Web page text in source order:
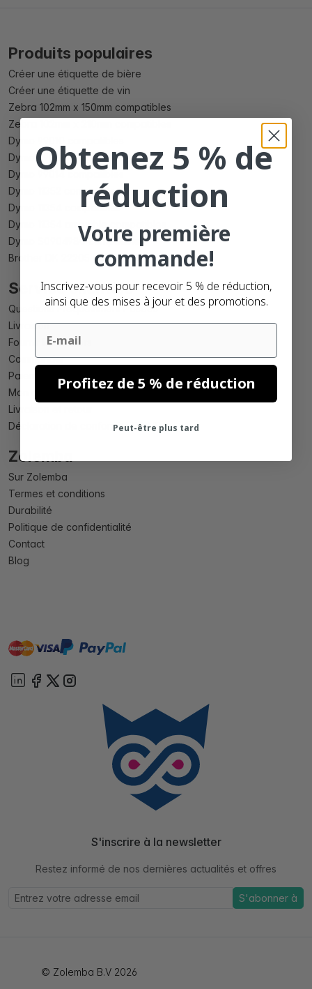
Produits populaires
Créer une étiquette de bière
Créer une étiquette de vin
Zebra 102mm x 150mm compatibles
Zebra 102mm x 210mm compatibles
Dymo 99010 compatibles
Dymo 99012 compatibles
Dymo 99014 compatibles
Dymo 11352 compatibles
Dymo 11354 compatibles
Dymo 11354 amovible compatibles
Dymo S0904980 compatibles
Brother DK 22205 compatibles
Service clientèle
Questions Fréquemment Posées
Livraison
Fournir les fichiers
Commander
Paiement
Mon compte
Livraison et retour
Déclaration de conformité PPWR
Zolemba
Sur Zolemba
Termes et conditions
Durabilité
Politique de confidentialité
Contact
Blog
mastervisa paypal
S'inscrire à la newsletter
Restez informé de nos dernières actualités et offres
S'abonner à
© Zolemba B.V 2026
Obtenez 5 % de
réduction
Votre première
commande!
Inscrivez-vous pour recevoir 5 % de réduction,
ainsi que des mises à jour et des promotions.
Email
Profitez de 5 % de réduction
Peut-être plus tard